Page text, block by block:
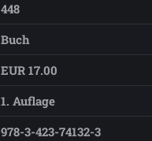
448
Buch
EUR 17.00
1. Auflage
978-3-423-74132-3